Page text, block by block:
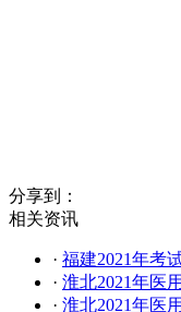
分享到：
相关资讯
· 福建2021年考
· 淮北2021年医
· 淮北2021年医